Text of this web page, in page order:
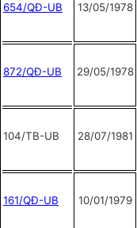
654/QĐ-UB 13/05/1978
872/QĐ-UB 29/05/1978
104/TB-UB 28/07/1981
161/QĐ-UB 10/01/1979